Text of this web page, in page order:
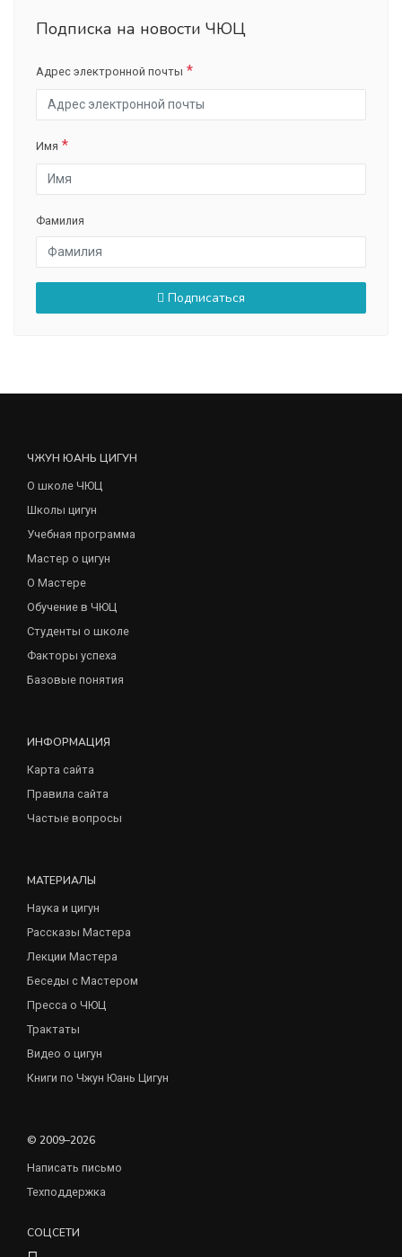
Подписка на новости ЧЮЦ
Адрес электронной почты
Имя
Фамилия
Подписаться
ЧЖУН ЮАНЬ ЦИГУН
О школе ЧЮЦ
Школы цигун
Учебная программа
Мастер о цигун
О Мастере
Обучение в ЧЮЦ
Студенты о школе
Факторы успеха
Базовые понятия
ИНФОРМАЦИЯ
Карта сайта
Правила сайта
Частые вопросы
МАТЕРИАЛЫ
Наука и цигун
Рассказы Мастера
Лекции Мастера
Беседы с Мастером
Пресса о ЧЮЦ
Трактаты
Видео о цигун
Книги по Чжун Юань Цигун
© 2009–2026
Написать письмо
Техподдержка
СОЦСЕТИ